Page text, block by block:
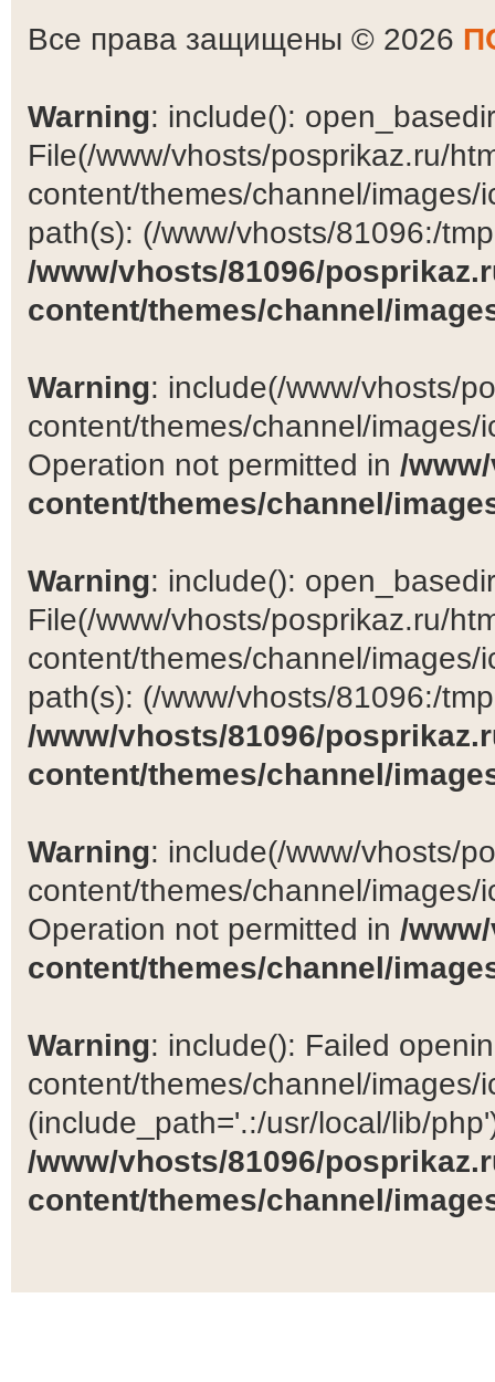
Все права защищены © 2026
Warning: include():
File(/www/vhosts/posprikaz.ru/
content/themes/channel/
path(s): (/www/vhosts/81096:/
/www/vhosts/81096/
content/themes/channel/
Warning: include(/www/vhosts/
content/themes/channel/
Operation not permitted in /
content/themes/channel/
Warning: include():
File(/www/vhosts/posprikaz.ru/
content/themes/channel/
path(s): (/www/vhosts/81096:/
/www/vhosts/81096/
content/themes/channel/
Warning: include(/www/vhosts/
content/themes/channel/
Operation not permitted in /
content/themes/channel/
Warning: include(): Failed
content/themes/channel/images/
(include_path='.:/usr/local/lib/
/www/vhosts/81096/
content/themes/channel/